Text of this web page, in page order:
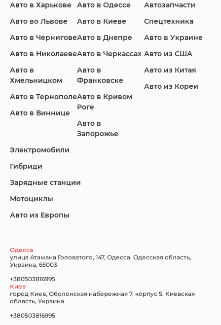
Infiniti Jaguar Jeep
Land Rover
Lincoln
Subaru Tesla Toyota
Авто в Харькове
Авто во Львове
Авто в Чернигове
Авто в Николаеве
Авто в
Хмельницком
Авто в Тернополе
Авто в Виннице
Авто в Одессе
Авто в Киеве
Авто в Днепре
Авто в Черкассах
Авто в
Франковске
Авто в Кривом
Роге
Авто в
Запорожье
Автозапчасти
Спецтехника
Авто в Украине
Авто из США
Авто из Китая
Авто из Кореи
Электромобили
Гибриди
Зарядные станции
Мотоциклы
Авто из Европы
Одесса
улица Атамана Головатого, 147, Одесса, Одесская область,
Украина, 65003
+380503816995
Киев
город Киев, Оболонская набережная 7, корпус 5, Киевская
область, Украина
+380503816995